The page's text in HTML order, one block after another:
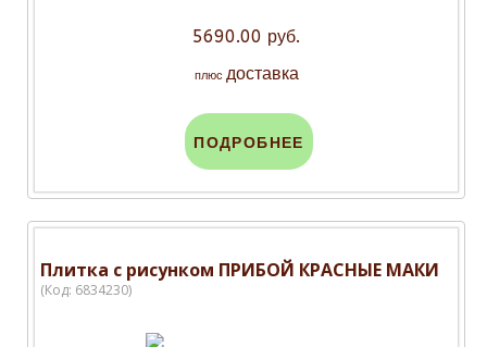
5690.00 руб.
плюс доставка
ПОДРОБНЕЕ
Плитка с рисунком ПРИБОЙ КРАСНЫЕ МАКИ
(Код: 6834230)